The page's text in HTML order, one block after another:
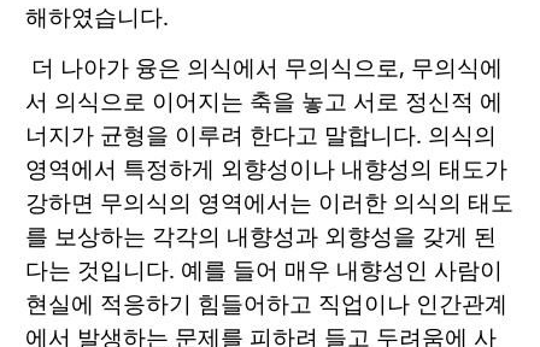
해하였습니다.
더 나아가 융은 의식에서 무의식으로, 무의식에
서 의식으로 이어지는 축을 놓고 서로 정신적 에
너지가 균형을 이루려 한다고 말합니다. 의식의
영역에서 특정하게 외향성이나 내향성의 태도가
강하면 무의식의 영역에서는 이러한 의식의 태도
를 보상하는 각각의 내향성과 외향성을 갖게 된
다는 것입니다. 예를 들어 매우 내향성인 사람이
현실에 적응하기 힘들어하고 직업이나 인간관계
에서 발생하는 문제를 피하려 들고 두려움에 사